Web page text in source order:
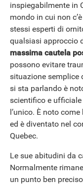
inspiegabilmente in
mondo in cui non
stessi esperti di
qualsiasi approccio
massima cautela
possono evitare
situazione semplice
si sta parlando è
scientifico e ufficiale
l’unico. È noto
ed è diventato nel
Quebec.
Le sue abitudini da
Normalmente
un punto ben